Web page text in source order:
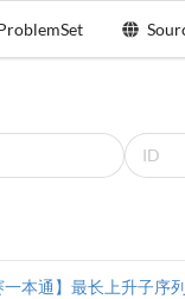
一本通】最长上升子序